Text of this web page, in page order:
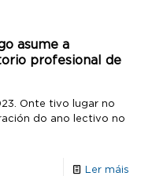
asume a
profesional de
Onte tivo lugar no
do ano lectivo no
Ler máis